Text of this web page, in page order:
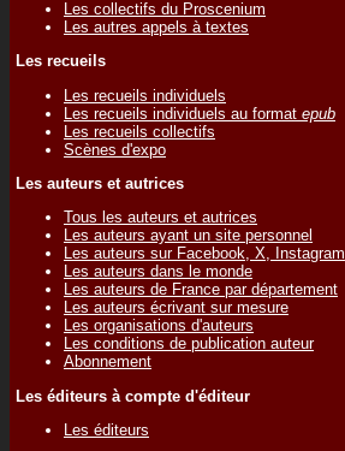
Les collectifs du Proscenium
Les autres appels à textes
Les recueils
Les recueils individuels
Les recueils individuels au format epub
Les recueils collectifs
Scènes d'expo
Les auteurs et autrices
Tous les auteurs et autrices
Les auteurs ayant un site personnel
Les auteurs sur Facebook, X, Instagram
Les auteurs dans le monde
Les auteurs de France par département
Les auteurs écrivant sur mesure
Les organisations d'auteurs
Les conditions de publication auteur
Abonnement
Les éditeurs à compte d'éditeur
Les éditeurs